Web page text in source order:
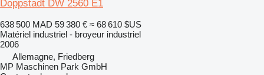
Doppstadt DW 2560 E1
638 500 MAD 59 380 € ≈ 68 610 $US
Matériel industriel - broyeur industriel
2006
Allemagne, Friedberg
MP Maschinen Park GmbH